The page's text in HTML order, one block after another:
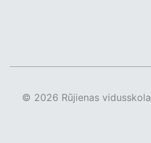
© 2026 Rūjienas vidusskola